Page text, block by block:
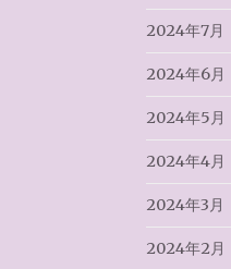
2024年7月
2024年6月
2024年5月
2024年4月
2024年3月
2024年2月